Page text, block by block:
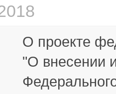
О проекте
"О внесении